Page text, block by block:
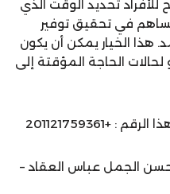
للأفراد تحديد الوقت الذي
في تحقيق توفير
هذا الخيار يمكن أن يكون
الحاجة المؤقتة إلى
: 7 ش محمد حسن الجمل عباس العقاد –